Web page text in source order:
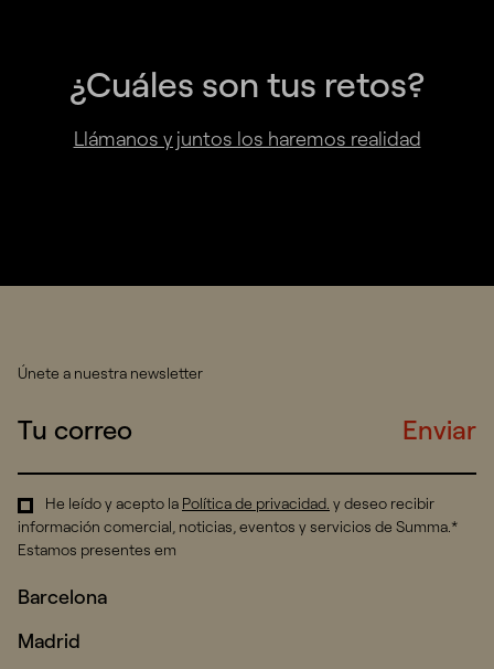
¿Cuáles son tus retos?
Llámanos y juntos los haremos realidad
Únete a nuestra newsletter
Enviar
He leído y acepto la Política de privacidad. y deseo recibir
información comercial, noticias, eventos y servicios de Summa.*
Estamos presentes em
Barcelona
Madrid